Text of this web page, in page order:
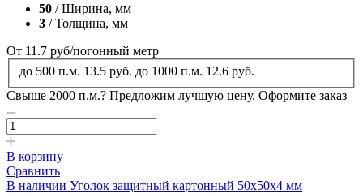
50 / Ширина, мм
3 / Толщина, мм
От 11.7 руб/погонный метр
до 500 п.м. 13.5 руб. до 1000 п.м. 12.6 руб.
Свыше 2000 п.м.? Предложим лучшую цену. Оформите заказ
В корзину
Сравнить
В наличии Уголок защитный картонный 50x50x4 мм